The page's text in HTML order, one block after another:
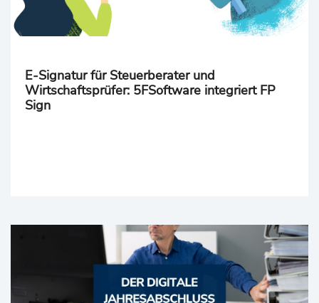
E-Signatur für Steuerberater und
Wirtschaftsprüfer: 5FSoftware integriert FP
Sign